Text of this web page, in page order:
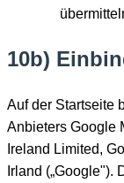
10b)
Auf der Startseite
Anbieters Google
Ireland Limited,
Irland („Google").